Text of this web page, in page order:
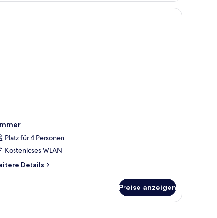
Platz für 4 Personen
Kostenloses WLAN
Details
Preise anzeigen